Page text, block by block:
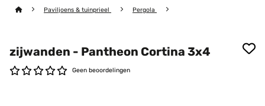
Paviljoens & tuinprieel Pergola
zijwanden - Pantheon Cortina 3x4
Geen beoordelingen